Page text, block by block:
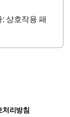
상호작용 패
처리방침